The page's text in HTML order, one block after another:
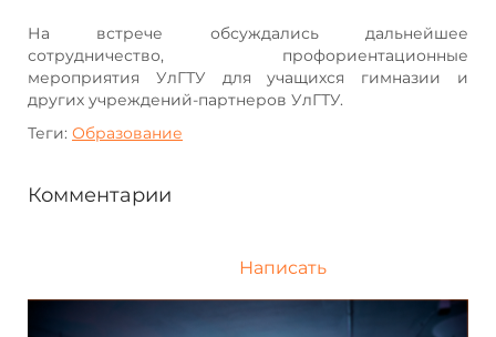
На встрече обсуждались дальнейшее
сотрудничество, профориентационные
мероприятия УлГТУ для учащихся гимназии и
других учреждений-партнеров УлГТУ.
Теги: Образование
Комментарии
Написать